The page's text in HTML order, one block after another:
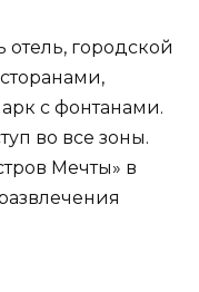
отель, городской
с фонтанами.
во все зоны.
Мечты» в